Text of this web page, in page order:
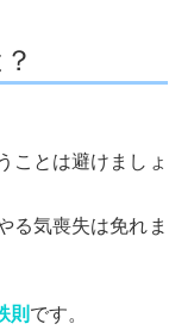
ことは避けましょ
る気喪失は免れま
則 です。